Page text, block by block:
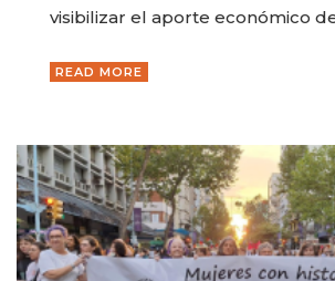
visibilizar el aporte económico
READ MORE